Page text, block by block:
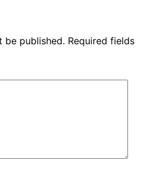
be published. Required fields